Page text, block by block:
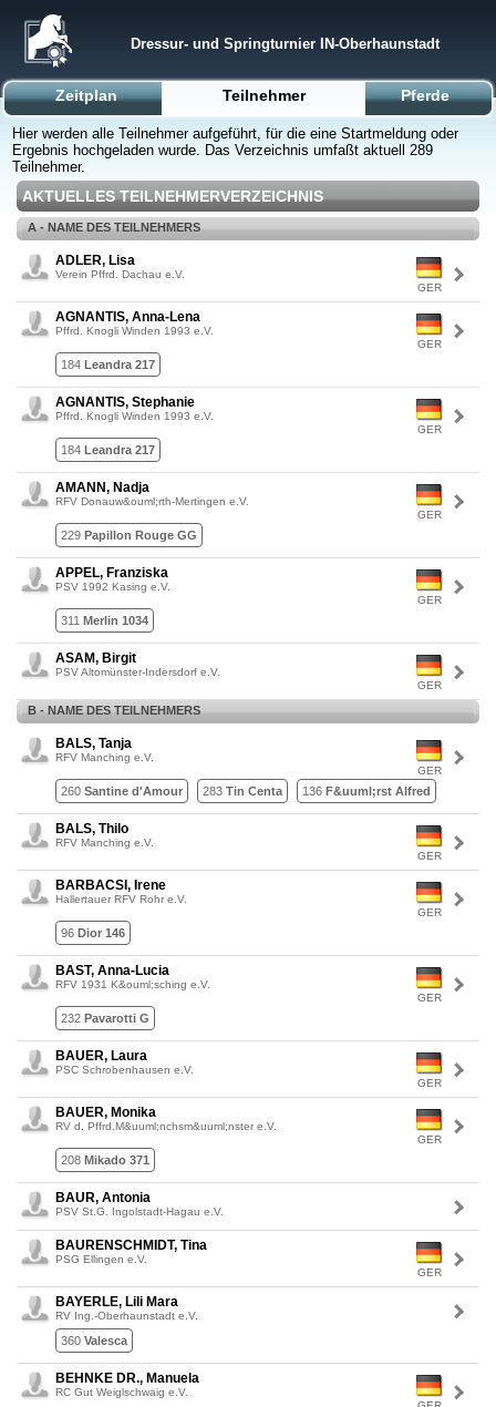
Dressur- und Springturnier IN-Oberhaunstadt
Zeitplan Teilnehmer Pferde
Hier werden alle Teilnehmer aufgeführt, für die eine Startmeldung oder
Ergebnis hochgeladen wurde. Das Verzeichnis umfaßt aktuell 289
Teilnehmer.
AKTUELLES TEILNEHMERVERZEICHNIS
A - NAME DES TEILNEHMERS
GER
ADLER, Lisa
Verein Pffrd. Dachau e.V.
GER
AGNANTIS, Anna-Lena
Pffrd. Knogli Winden 1993 e.V.
184 Leandra 217
GER
AGNANTIS, Stephanie
Pffrd. Knogli Winden 1993 e.V.
184 Leandra 217
GER
AMANN, Nadja
RFV Donauw&ouml;rth-Mertingen e.V.
229 Papillon Rouge GG
GER
APPEL, Franziska
PSV 1992 Kasing e.V.
311 Merlin 1034
GER
ASAM, Birgit
PSV Altomünster-Indersdorf e.V.
B - NAME DES TEILNEHMERS
GER
BALS, Tanja
RFV Manching e.V.
260 Santine d'Amour 283 Tin Centa 136 F&uuml;rst Alfred
GER
BALS, Thilo
RFV Manching e.V.
GER
BARBACSI, Irene
Hallertauer RFV Rohr e.V.
96 Dior 146
GER
BAST, Anna-Lucia
RFV 1931 K&ouml;sching e.V.
232 Pavarotti G
GER
BAUER, Laura
PSC Schrobenhausen e.V.
GER
BAUER, Monika
RV d. Pffrd.M&uuml;nchsm&uuml;nster e.V.
208 Mikado 371
BAUR, Antonia
PSV St.G. Ingolstadt-Hagau e.V.
GER
BAURENSCHMIDT, Tina
PSG Ellingen e.V.
BAYERLE, Lili Mara
RV Ing.-Oberhaunstadt e.V.
360 Valesca
BEHNKE DR., Manuela
RC Gut Weiglschwaig e.V.